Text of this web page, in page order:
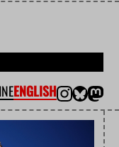
ENGLISH